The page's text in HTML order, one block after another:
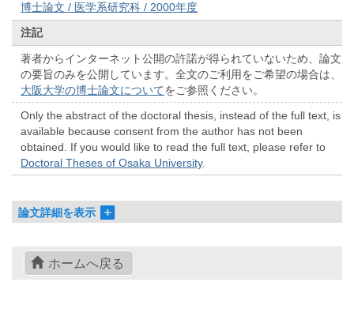
博士論文 / 医学系研究科 / 2000年度
注記
著者からインターネット公開の許諾が得られていないため、論文
の要旨のみを公開しています。全文のご利用をご希望の場合は、
大阪大学の博士論文についてをご参照ください。
Only the abstract of the doctoral thesis, instead of the full text, is
available because consent from the author has not been
obtained. If you would like to read the full text, please refer to
Doctoral Theses of Osaka University.
論文詳細を表示
ホームへ戻る